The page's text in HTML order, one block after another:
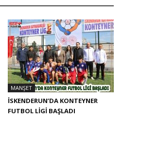
MANŞET
İSKENDERUN’DA KONTEYNER
FUTBOL LİGİ BAŞLADI